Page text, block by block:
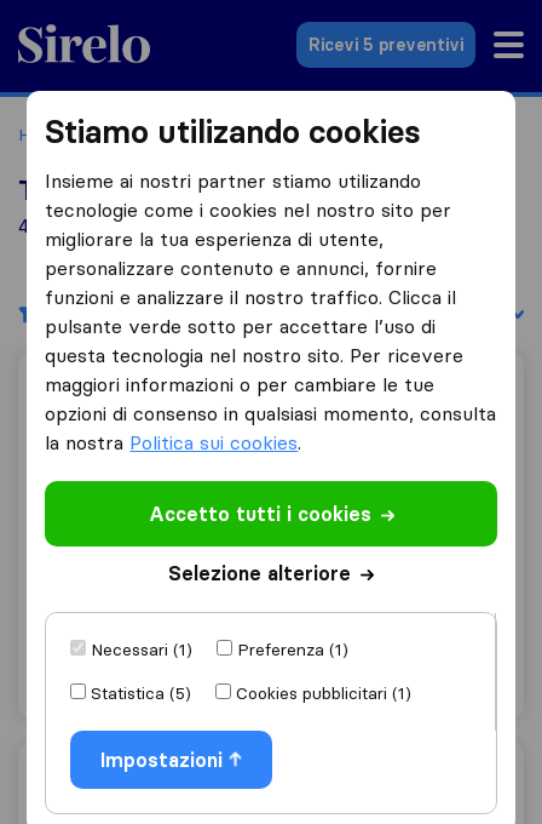
Sirelo.it
Ricevi 5 preventivi
Home Le 10 migliori aziende di traslochi in Italia
Top 10 traslocatori a Siderno
4 aziende di traslochi trovate a Siderno
Filtri Filtra per:
Traslochi Sergio Mittica
561
Traslochi Sergio Mittica
Chiedi preventivo Dettagli
1 valutazioni come "Cautela nel maneggiare la merce"
Trasporti Catalano
Stiamo utilizando cookies
Insieme ai nostri partner stiamo utilizando
tecnologie come i cookies nel nostro sito per
migliorare la tua esperienza di utente,
personalizzare contenuto e annunci, fornire
funzioni e analizzare il nostro traffico. Clicca il
pulsante verde sotto per accettare l’uso di
questa tecnologia nel nostro sito. Per ricevere
maggiori informazioni o per cambiare le tue
opzioni di consenso in qualsiasi momento, consulta
la nostra Politica sui cookies.
Accetto tutti i cookies
Selezione alteriore
Necessari (1)
Preferenza (1)
Statistica (5)
Cookies pubblicitari (1)
Impostazioni